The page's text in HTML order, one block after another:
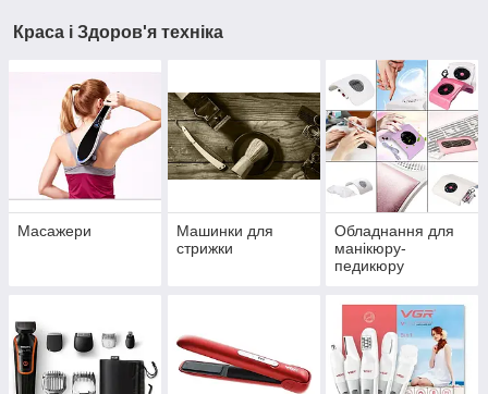
Краса і Здоров'я техніка
Масажери
Машинки для
стрижки
Обладнання для
манікюру-
педикюру